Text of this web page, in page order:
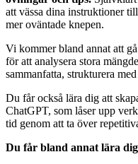
att vässa dina instruktioner
mer oväntade knepen.
Vi kommer bland annat att
för att analysera stora
sammanfatta, strukturera
Du får också lära dig att
ChatGPT, som låser upp
tid genom att ta över
Du får bland annat lära